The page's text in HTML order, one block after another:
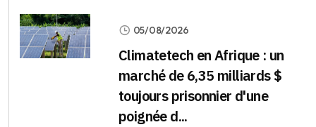
05/08/2026
Climatetech en Afrique : un
marché de 6,35 milliards $
toujours prisonnier d'une
poignée d...